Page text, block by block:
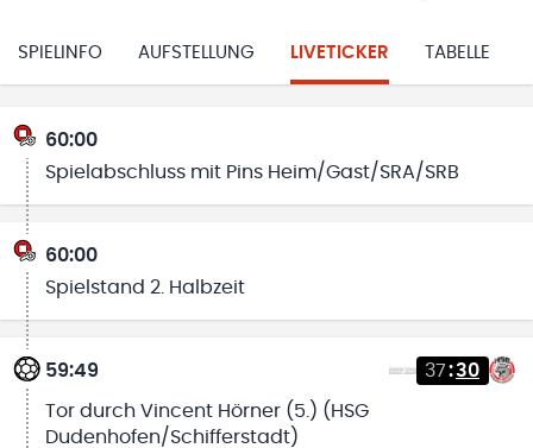
SPIELINFO AUFSTELLUNG LIVETICKER TABELLE
60:00
Spielabschluss mit Pins Heim/Gast/SRA/SRB
60:00
Spielstand 2. Halbzeit
59:49 37:30
Tor durch Vincent Hörner (5.) (HSG
Dudenhofen/Schifferstadt)